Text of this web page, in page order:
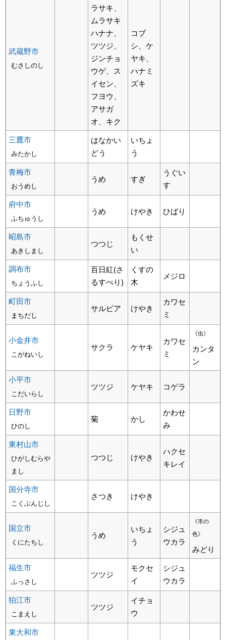
武蔵野市
むさしのし
ラサキ、
ムラサキ
ハナナ、
ツツジ、
ジンチョ
ウゲ、ス
イセン、
フヨウ、
アサガ
オ、キク
コブ
シ、ケ
ヤキ、
ハナミ
ズキ
三鷹市
みたかし
はなかい
どう
いちょ
う
青梅市
おうめし
うめ すぎ
うぐい
す
府中市
ふちゅうし
うめ けやき ひばり
昭島市
あきしまし
つつじ
もくせ
い
調布市
ちょうふし
百日紅(さ
るすべり)
くすの
木
メジロ
町田市
まちだし
サルビア けやき
カワセ
ミ
小金井市
こがねいし
サクラ ケヤキ
カワセ
ミ
《虫》
カンタ
ン
小平市
こだいらし
ツツジ ケヤキ コゲラ
日野市
ひのし
菊 かし
かわせ
み
東村山市
ひがしむらや
まし
つつじ けやき
ハクセ
キレイ
国分寺市
こくぶんじし
さつき けやき
国立市
くにたちし
うめ
いちょ
う
シジュ
ウカラ
《市の
色》
みどり
福生市
ふっさし
ツツジ
モクセ
イ
シジュ
ウカラ
狛江市
こまえし
ツツジ
イチョ
ウ
東大和市